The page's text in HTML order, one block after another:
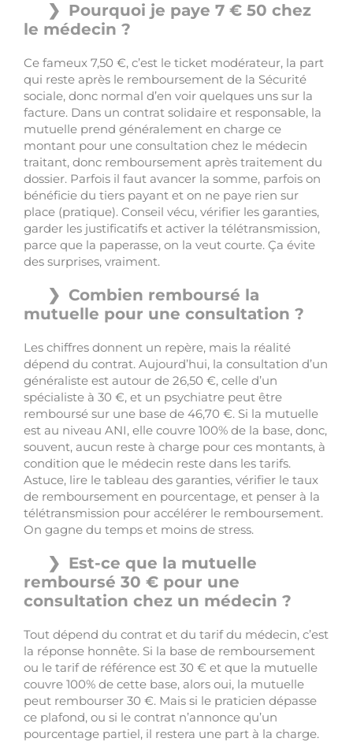
Pourquoi je paye 7 € 50 chez
le médecin ?
Ce fameux 7,50 €, c’est le ticket modérateur, la part
qui reste après le remboursement de la Sécurité
sociale, donc normal d’en voir quelques uns sur la
facture. Dans un contrat solidaire et responsable, la
mutuelle prend généralement en charge ce
montant pour une consultation chez le médecin
traitant, donc remboursement après traitement du
dossier. Parfois il faut avancer la somme, parfois on
bénéficie du tiers payant et on ne paye rien sur
place (pratique). Conseil vécu, vérifier les garanties,
garder les justificatifs et activer la télétransmission,
parce que la paperasse, on la veut courte. Ça évite
des surprises, vraiment.
Combien remboursé la
mutuelle pour une consultation ?
Les chiffres donnent un repère, mais la réalité
dépend du contrat. Aujourd’hui, la consultation d’un
généraliste est autour de 26,50 €, celle d’un
spécialiste à 30 €, et un psychiatre peut être
remboursé sur une base de 46,70 €. Si la mutuelle
est au niveau ANI, elle couvre 100% de la base, donc,
souvent, aucun reste à charge pour ces montants, à
condition que le médecin reste dans les tarifs.
Astuce, lire le tableau des garanties, vérifier le taux
de remboursement en pourcentage, et penser à la
télétransmission pour accélérer le remboursement.
On gagne du temps et moins de stress.
Est-ce que la mutuelle
remboursé 30 € pour une
consultation chez un médecin ?
Tout dépend du contrat et du tarif du médecin, c’est
la réponse honnête. Si la base de remboursement
ou le tarif de référence est 30 € et que la mutuelle
couvre 100% de cette base, alors oui, la mutuelle
peut rembourser 30 €. Mais si le praticien dépasse
ce plafond, ou si le contrat n’annonce qu’un
pourcentage partiel, il restera une part à la charge.